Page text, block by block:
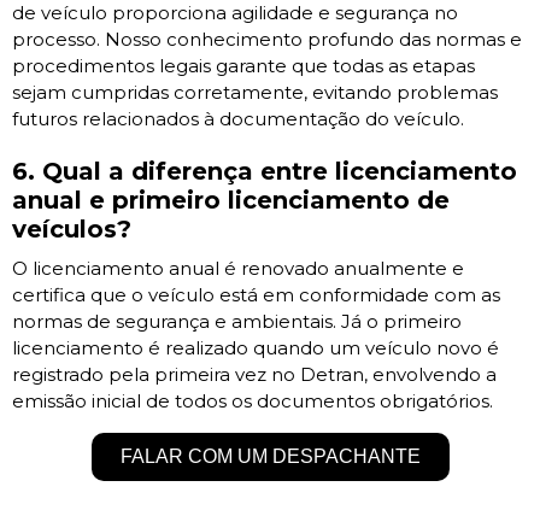
de veículo proporciona agilidade e segurança no
processo. Nosso conhecimento profundo das normas e
procedimentos legais garante que todas as etapas
sejam cumpridas corretamente, evitando problemas
futuros relacionados à documentação do veículo.
6. Qual a diferença entre licenciamento
anual e primeiro licenciamento de
veículos?
O licenciamento anual é renovado anualmente e
certifica que o veículo está em conformidade com as
normas de segurança e ambientais. Já o primeiro
licenciamento é realizado quando um veículo novo é
registrado pela primeira vez no Detran, envolvendo a
emissão inicial de todos os documentos obrigatórios.
FALAR COM UM DESPACHANTE